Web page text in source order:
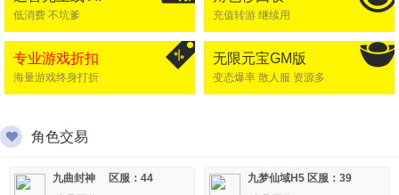
低消费 不坑爹 充值转游 继续用
专业游戏折扣
海量游戏终身打折
无限元宝GM版
变态爆率 散人服 资源多
角色交易
九曲封神 区服：44
九梦仙域H5 区服：39